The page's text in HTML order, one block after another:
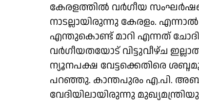
കേരളത്തിൽ വർഗീയ
നാടല്ലായിരുന്നു കേരളം.
എന്തുകൊണ്ട് മാറി എന്നത്
വർഗീയതയോട് വിട്ടുവീഴ്ച
ന്യൂനപക്ഷ വേട്ടക്കെതിരെ
പറഞ്ഞു. കാന്തപുരം എ.പി.
വേദിയിലായിരുന്നു